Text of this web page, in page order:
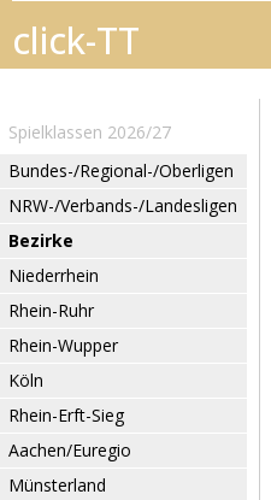
Spielklassen 2026/27
Bundes-/Regional-/Oberligen
NRW-/Verbands-/Landesligen
Bezirke
Niederrhein
Rhein-Ruhr
Rhein-Wupper
Köln
Rhein-Erft-Sieg
Aachen/Euregio
Münsterland